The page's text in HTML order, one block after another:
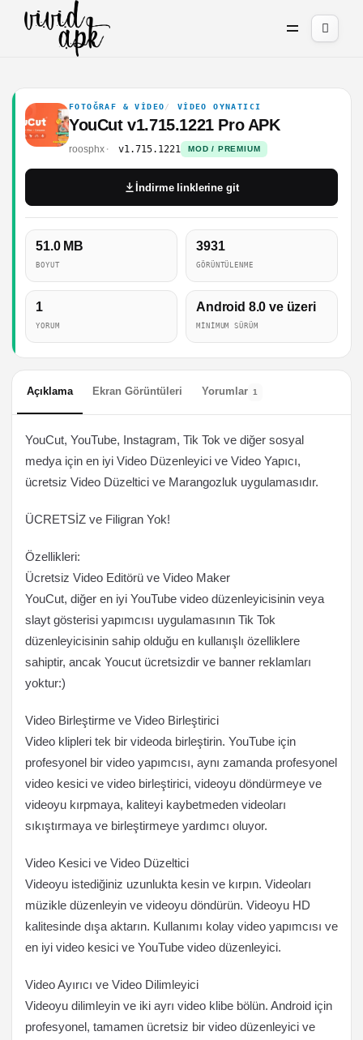
FOTOĞRAF & VIDEO VIDEO OYNATICI
YouCut v1.715.1221 Pro APK
roosphx v1.715.1221 MOD / PREMIUM
51.0 MB
BOYUT
3931
GÖRÜNTÜLENME
1
YORUM
Android 8.0 ve üzeri
MINIMUM SÜRÜM
İndirme linklerine git
Açıklama Ekran Görüntüleri Yorumlar 1
YouCut, YouTube, Instagram, Tik Tok ve diğer sosyal
medya için en iyi Video Düzenleyici ve Video Yapıcı,
ücretsiz Video Düzeltici ve Marangozluk uygulamasıdır.
ÜCRETSİZ ve Filigran Yok!
Özellikleri:
Ücretsiz Video Editörü ve Video Maker
YouCut, diğer en iyi YouTube video düzenleyicisinin veya
slayt gösterisi yapımcısı uygulamasının Tik Tok
düzenleyicisinin sahip olduğu en kullanışlı özelliklere
sahiptir, ancak Youcut ücretsizdir ve banner reklamları
yoktur:)
Video Birleştirme ve Video Birleştirici
Video klipleri tek bir videoda birleştirin. YouTube için
profesyonel bir video yapımcısı, aynı zamanda profesyonel
video kesici ve video birleştirici, videoyu döndürmeye ve
videoyu kırpmaya, kaliteyi kaybetmeden videoları
sıkıştırmaya ve birleştirmeye yardımcı oluyor.
Video Kesici ve Video Düzeltici
Videoyu istediğiniz uzunlukta kesin ve kırpın. Videoları
müzikle düzenleyin ve videoyu döndürün. Videoyu HD
kalitesinde dışa aktarın. Kullanımı kolay video yapımcısı ve
en iyi video kesici ve YouTube video düzenleyici.
Video Ayırıcı ve Video Dilimleyici
Videoyu dilimleyin ve iki ayrı video klibe bölün. Android için
profesyonel, tamamen ücretsiz bir video düzenleyici ve